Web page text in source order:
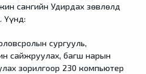
сангийн Удирдах зөвлөлд
Үүнд:
сургууль,
сайжруулах, багш нарын
зорилгоор 230 компьютер